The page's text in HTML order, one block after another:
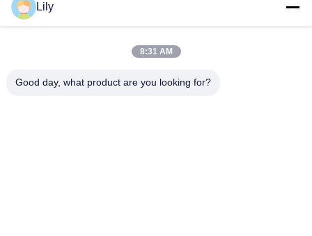
Shenzhen Tunsing Plastic Products Co., Ltd.
Lily
8:31 AM
Good day, what product are you looking for?